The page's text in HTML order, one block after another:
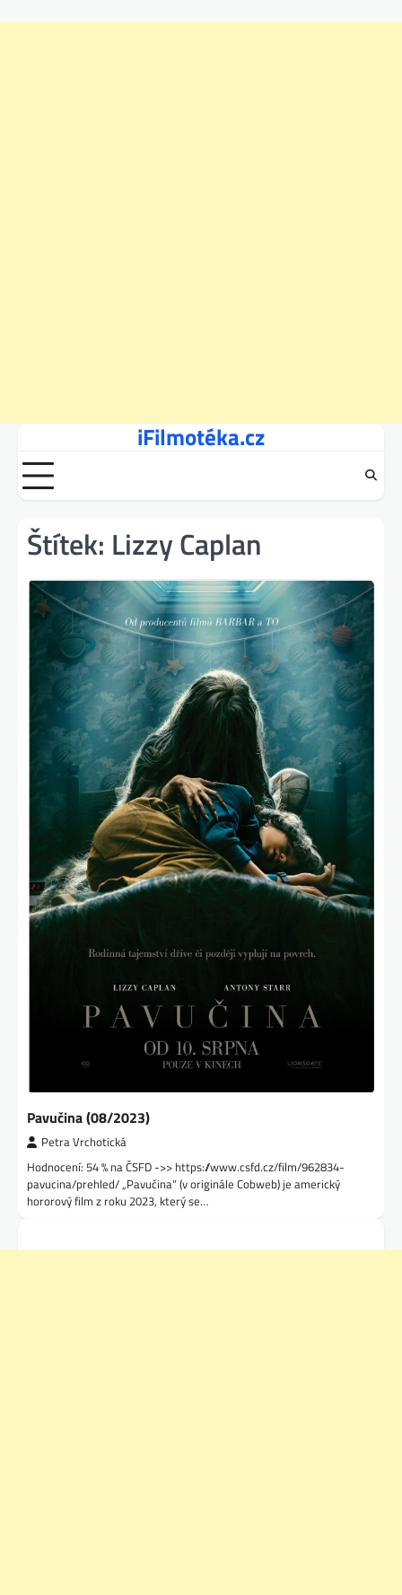
content
iFilmotéka.cz
Štítek: Lizzy Caplan
Pavučina (08/2023)
Petra Vrchotická
Hodnocení: 54 % na ČSFD ->> https://www.csfd.cz/film/962834-
pavucina/prehled/ „Pavučina“ (v originále Cobweb) je americký
hororový film z roku 2023, který se…